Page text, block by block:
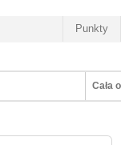
Punkty
Cała